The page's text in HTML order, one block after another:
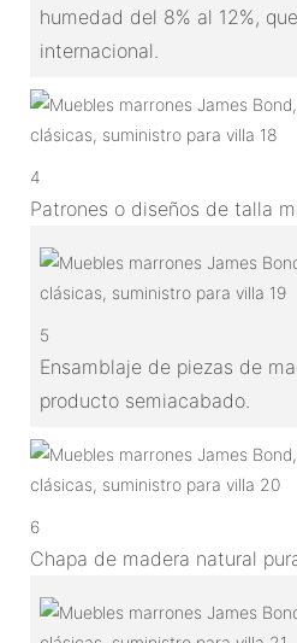
humedad del 8% al 12%,
internacional.
4
Patrones o diseños de talla
5
Ensamblaje de piezas de
producto semiacabado.
6
Chapa de madera natural